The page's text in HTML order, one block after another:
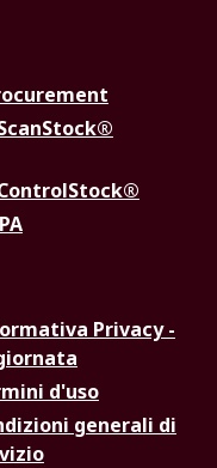
ControlStock®
Privacy -
d'uso
generali di